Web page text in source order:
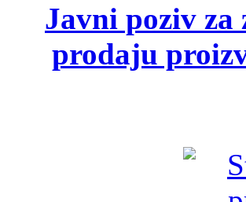
Javni poziv za
prodaju